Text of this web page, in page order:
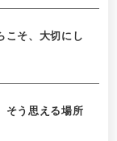
こそ、大切にし
そう思える場所